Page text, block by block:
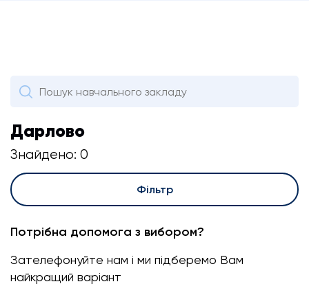
Дарлово
Знайдено: 0
Фільтр
Потрібна допомога з вибором?
Зателефонуйте нам і ми підберемо Вам
найкращий варіант